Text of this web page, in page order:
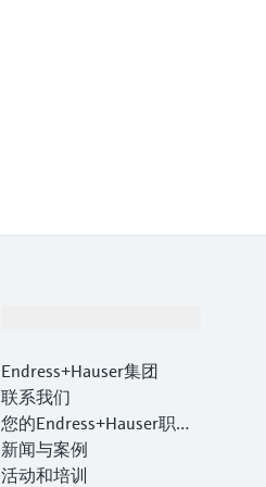
Endress+Hauser集团
联系我们
您的Endress+Hauser职业
生涯
新闻与案例
活动和培训